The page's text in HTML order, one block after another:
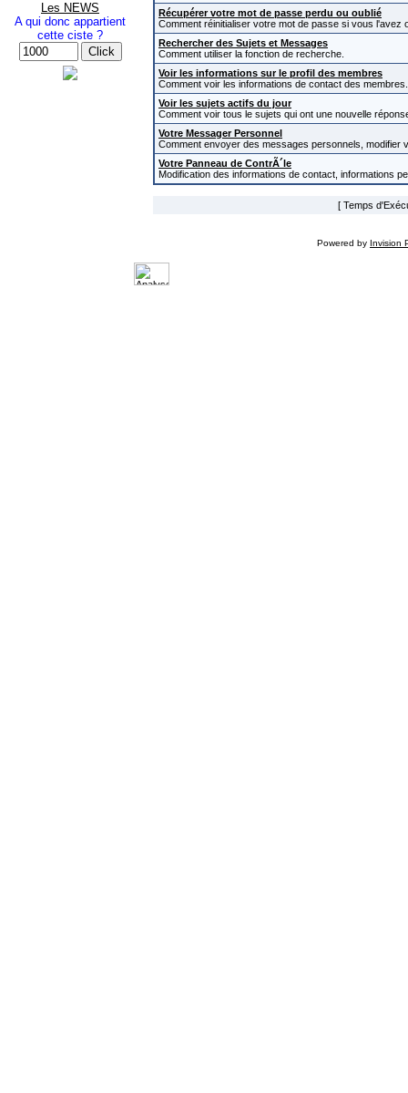
Les NEWS
A qui donc appartient
cette ciste ?
Récupérer votre mot de passe perdu ou oublié
Comment réinitialiser votre mot de passe si vous l'avez
Rechercher des Sujets et Messages
Comment utiliser la fonction de recherche.
Voir les informations sur le profil des membres
Comment voir les informations de contact des membres.
Voir les sujets actifs du jour
Comment voir tous le sujets qui ont une nouvelle
Votre Messager Personnel
Comment envoyer des messages personnels,
Votre Panneau de ContrÃ´le
Modification des informations de contact, informations
[ Temps
Powered by Invision